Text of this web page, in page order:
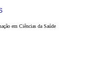
em Ciências da Saúde